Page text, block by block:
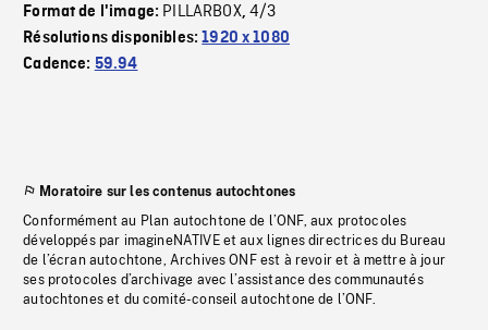
Format de l'image: PILLARBOX,4/3
Résolutions disponibles:1920 x 1080
Cadence: 59.94
Moratoire sur les contenus autochtones
Conformément au Plan autochtone de l’ONF, aux protocoles
développés par imagineNATIVE et aux lignes directrices du Bureau
de l’écran autochtone, Archives ONF est à revoir et à mettre à jour
ses protocoles d’archivage avec l’assistance des communautés
autochtones et du comité-conseil autochtone de l’ONF.